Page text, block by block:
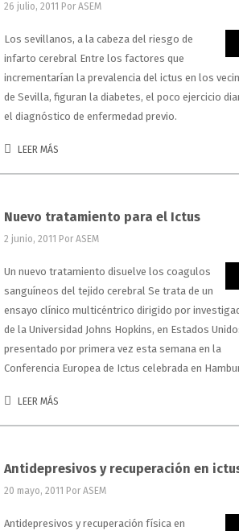
26 julio, 2011 Por ASEM
Los sevillanos, a la cabeza del riesgo de
infarto cerebral Entre los factores que
incrementarían la prevalencia del ictus en los
de Sevilla, figuran la diabetes, el poco ejercicio
el diagnóstico de enfermedad previo.
LEER MÁS
Nuevo tratamiento para el Ictus
2 junio, 2011 Por ASEM
Un nuevo tratamiento disuelve los coagulos
sanguíneos del tejido cerebral Se trata de un
ensayo clínico multicéntrico dirigido por
de la Universidad Johns Hopkins, en Estados
presentado por primera vez esta semana en la
Conferencia Europea de Ictus celebrada en
LEER MÁS
Antidepresivos y recuperación en
20 mayo, 2011 Por ASEM
Antidepresivos y recuperación física en